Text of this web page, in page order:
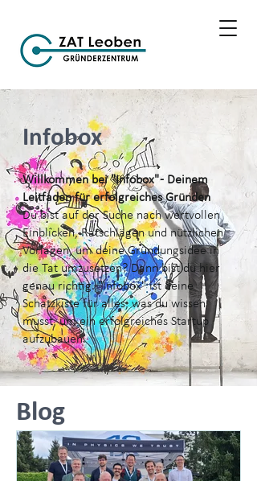
Willkommen bei "Infobox" - Deinem
Leitfaden für erfolgreiches Gründen
Du bist auf der Suche nach wertvollen
Einblicken, Ratschlägen und nützlichen
Vorlagen, um deine Gründungsidee in
die Tat umzusetzen? Dann bist du hier
genau richtig. "Infobox" ist deine
Schatzkiste für alles, was du wissen
musst, um ein erfolgreiches Startup
aufzubauen.
Infobox
Blog